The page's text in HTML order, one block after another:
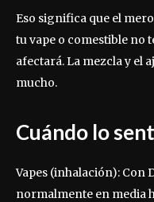
Eso significa que el
tu vape o comestible no
afectará. La mezcla y el
mucho.
Cuándo lo
Vapes (inhalación): Con
normalmente en media